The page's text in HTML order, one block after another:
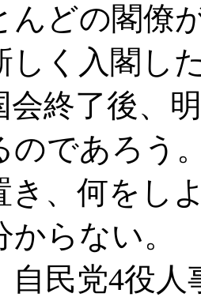
んどの閣僚
しく入閣し
会終了後、
のであろう
き、何をし
らない。
民党4役人